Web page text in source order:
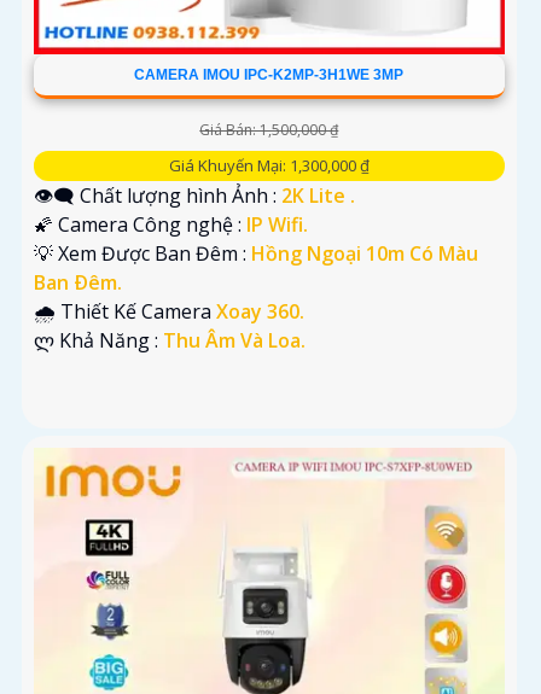
CAMERA IMOU IPC-K2MP-3H1WE 3MP
Giá Bán: 1,500,000 ₫
Giá Khuyến Mại: 1,300,000 ₫
👁️‍🗨 Chất lượng hình Ảnh : 2K Lite .
🌠 Camera Công nghệ : IP Wifi.
💡 Xem Được Ban Đêm : Hồng Ngoại 10m Có Màu
Ban Ðêm.
🌧️ Thiết Kế Camera Xoay 360.
️ლ Khả Năng : Thu Âm Và Loa.